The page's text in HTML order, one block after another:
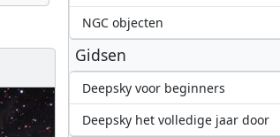
NGC objecten
Gidsen
Deepsky voor beginners
Deepsky het volledige jaar door